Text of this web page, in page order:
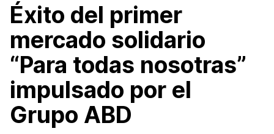
Éxito del primer
mercado solidario
“Para todas nosotras”
impulsado por el
Grupo ABD